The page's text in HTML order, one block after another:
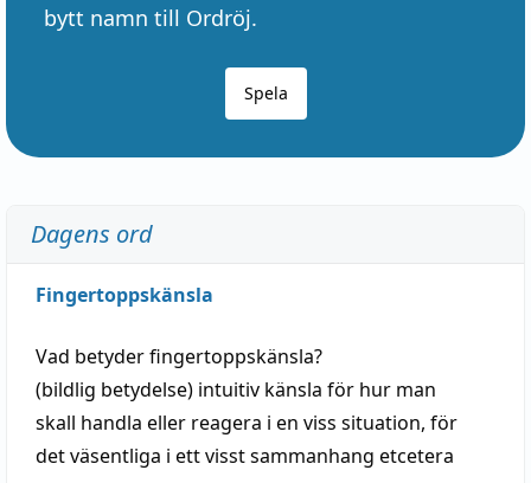
bytt namn till Ordröj.
Spela
Dagens ord
Fingertoppskänsla
Vad betyderfingertoppskänsla?
(bildlig betydelse) intuitiv känsla för hur man
skall handla eller reagera i en viss situation, för
det väsentliga i ett visstsammanhang etcetera